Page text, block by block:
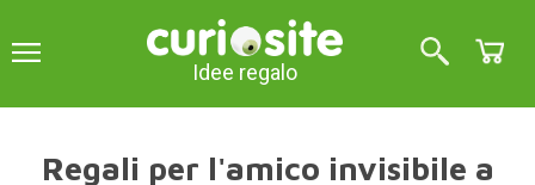
Idee regalo
Regali per l'amico invisibile a